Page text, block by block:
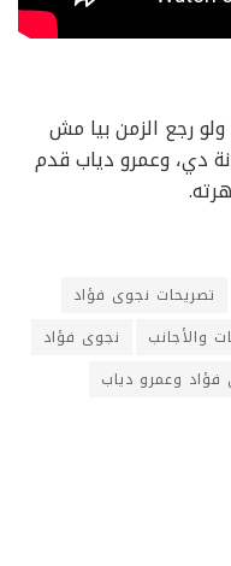
رجع الزمن بيا مش
دي، وعمرو دياب قدم
تصريحات نجوى فؤاد
والأجانب
نجوى فؤاد
فؤاد وعمرو دياب